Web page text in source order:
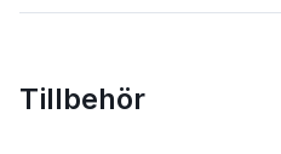
Tillbehör